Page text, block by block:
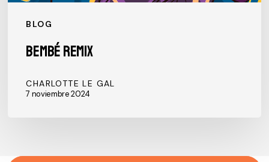
BLOG
BEMBÉ REMIX
CHARLOTTE LE GAL
7 noviembre 2024